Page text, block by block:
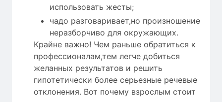
использовать жесты;
чадо разговаривает,но произношение
неразборчиво для окружающих.
Крайне важно! Чем раньше обратиться к
профессионалам,тем легче добиться
желанных результатов и решить
гипотетически более серьезные речевые
отклонения. Вот почему взрослым стоит